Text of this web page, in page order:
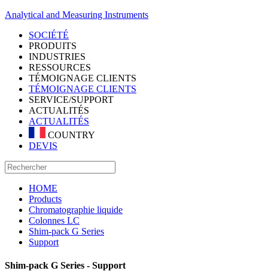
Analytical and Measuring Instruments
SOCIÉTÉ
PRODUITS
INDUSTRIES
RESSOURCES
TÉMOIGNAGE CLIENTS
TÉMOIGNAGE CLIENTS
SERVICE/SUPPORT
ACTUALITÉS
ACTUALITÉS
COUNTRY
DEVIS
HOME
Products
Chromatographie liquide
Colonnes LC
Shim-pack G Series
Support
Shim-pack G Series - Support